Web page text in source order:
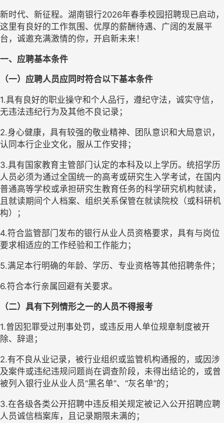
新时代、新征程。湖南银行2026年春季校园招聘现已启动，
这里有良好的工作氛围、优厚的薪酬待遇、广阔的发展平
台，诚邀充满激情的你，开启新未来！
一、应聘基本条件
（一）应聘人员应同时符合以下基本条件
1.具有良好的职业操守和个人品行，遵纪守法，诚实守信，
无违法违纪行为及其他不良记录；
2.身心健康，具有较强的敬业精神、团队意识和大局意识，
认同本行企业文化，服从工作安排；
3.具有国家教育主管部门认定的本科及以上学历。统招学历
人员必须为通过全国统一的高考或研究生入学考试，在国内
普通高等学校或承担研究生教育任务的科学研究机构就读，
且就读期间个人档案、组织关系保管在就读院校（或科研机
构）；
4.符合监管部门发布的银行从业人员资格要求，具有与岗位
要求相适应的工作经验和工作能力；
5.满足本行明确的年龄、学历、专业资格等其他招聘条件；
6.符合本行亲属回避有关要求。
（二）具有下列情形之一的人员不得报考
1.曾因犯罪受过刑事处罚，或违反用人单位规章制度被开
除、辞退；
2.有不良从业记录，被行业组织或监管机构通报的，或因涉
及案件或违纪违规问题尚在调查阶段，未得出结论的，或曾
被列入银行业从业人员“黑名单”、“灰名单”的；
3.在各级各类公开招聘中违反相关规定被记入公开招聘应聘
人员诚信档案库，且记录期限未满的；